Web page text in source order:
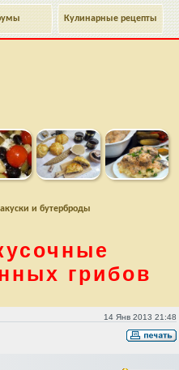
Кулинарные рецепты
и бутерброды
грибов
14 Янв 2013 21:48